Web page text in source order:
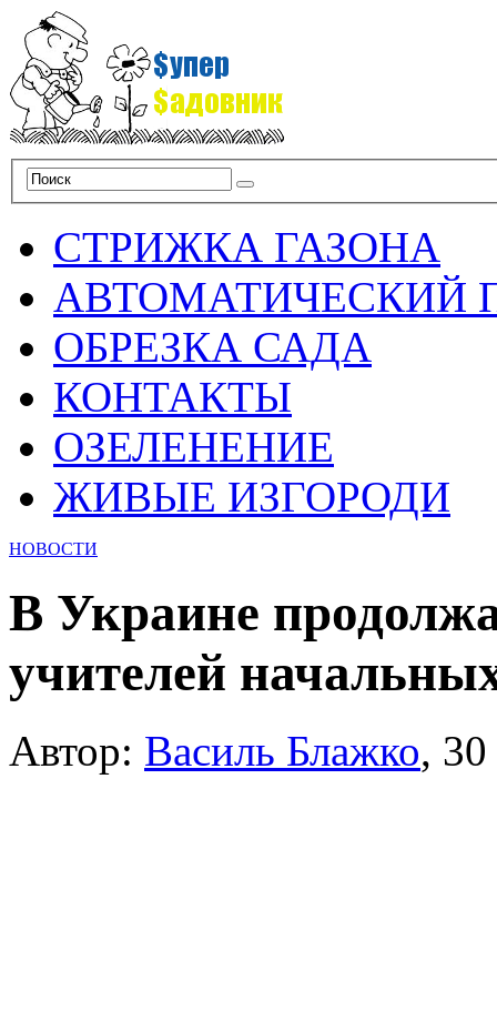
СТРИЖКА ГАЗОНА
АВТОМАТИЧЕСКИЙ
ОБРЕЗКА САДА
КОНТАКТЫ
ОЗЕЛЕНЕНИЕ
ЖИВЫЕ ИЗГОРОДИ
НОВОСТИ
В Украине
учителей
Автор: Василь Блажко,